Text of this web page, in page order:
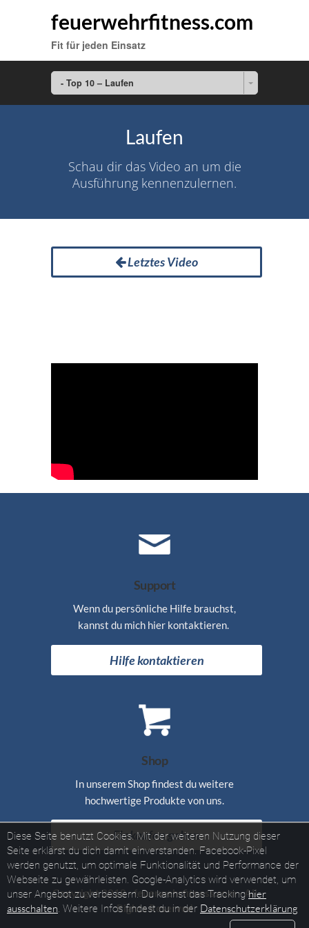
Diese Seite benutzt Cookies. Mit der weiteren Nutzung dieser
Seite erklärst du dich damit einverstanden. Facebook-Pixel
werden genutzt, um optimale Funktionalität und Performance der
Webseite zu gewährleisten. Google-Analytics wird verwendet, um
unser Angebot zu verbessern. Du kannst das Tracking hier
ausschalten. Weitere Infos findest du in der Datenschutzerklärung
feuerwehrfitness.com
Fit für jeden Einsatz
- Top 10 – Laufen
Laufen
Schau dir das Video an um die
Ausführung kennenzulernen.
Letztes Video
Support
Wenn du persönliche Hilfe brauchst,
kannst du mich hier kontaktieren.
Hilfe kontaktieren
Shop
In unserem Shop findest du weitere
hochwertige Produkte von uns.
Einkaufen gehen
Copyright 2018 - feuerwehrfitness.com - All
Rights Reserved